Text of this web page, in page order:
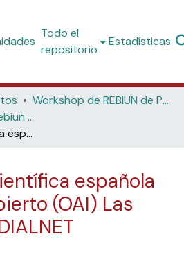
Todo el
repositorio
Estadísticas
Workshop de REBIUN de Proyectos Digitales
05º Workshop de Rebiun de Proyectos Digitales: La biblioteca digital y el acceso a nuevos contenidos (Universidad Politécnica de Cataluña, 2005)
Producción científica española en Acceso Abierto (OAI) Las opciones de DIALNET
española
(OAI) Las